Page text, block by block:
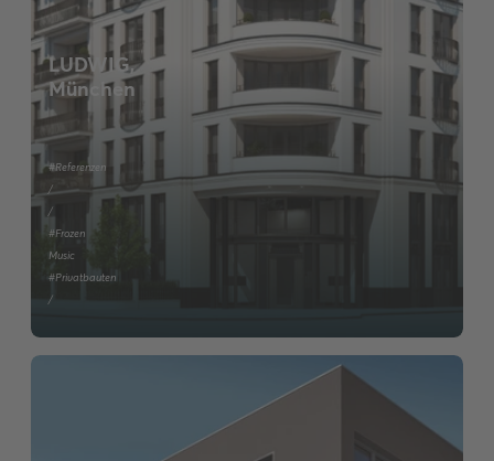
LUDWIG,
München
#Referenzen
/
/
#Frozen
Music
#Privatbauten
/